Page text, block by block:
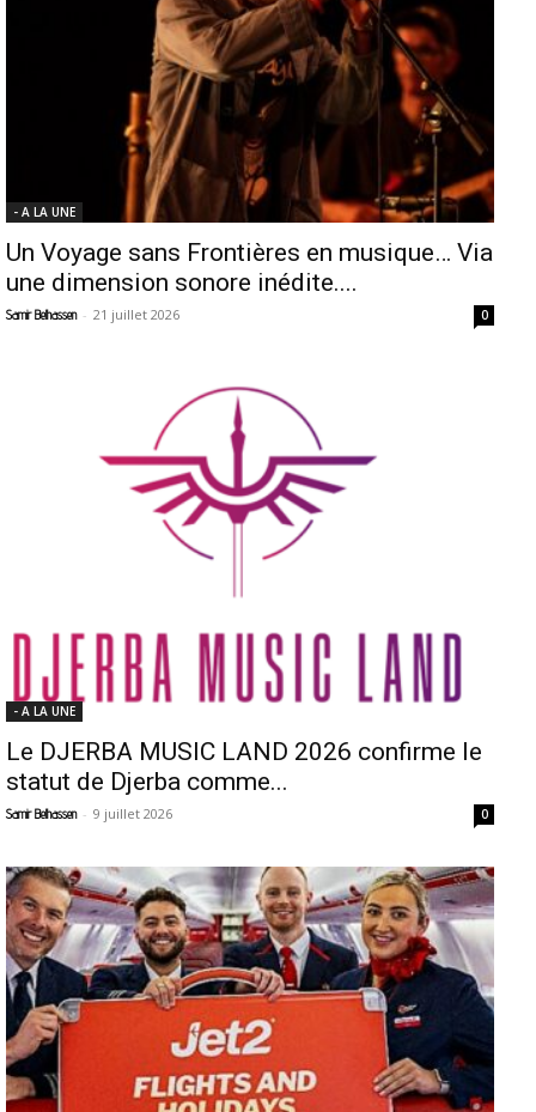
- A LA UNE
Un Voyage sans Frontières en musique… Via
une dimension sonore inédite....
Samir Belhassen - 21 juillet 2026 0
- A LA UNE
Le DJERBA MUSIC LAND 2026 confirme le
statut de Djerba comme...
Samir Belhassen - 9 juillet 2026 0